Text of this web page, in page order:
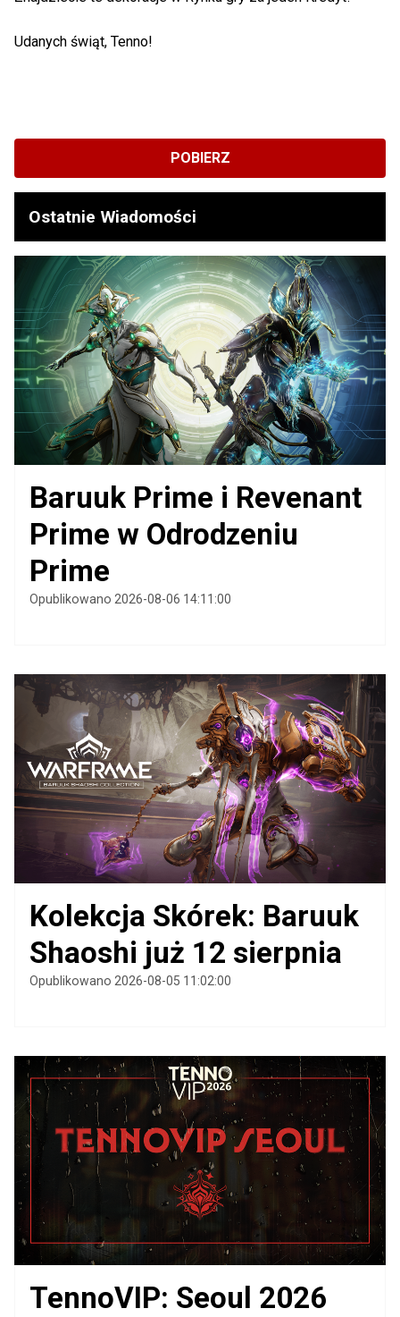
Udanych świąt, Tenno!
POBIERZ
Ostatnie Wiadomości
Baruuk Prime i Revenant
Prime w Odrodzeniu
Prime
Opublikowano 2026-08-06 14:11:00
Kolekcja Skórek: Baruuk
Shaoshi już 12 sierpnia
Opublikowano 2026-08-05 11:02:00
TennoVIP: Seoul 2026